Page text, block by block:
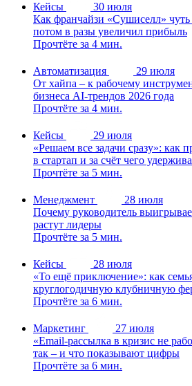
Кейсы
30 июля
Как франчайзи «Сушиселл» чуть
потом в разы увеличил прибыль
Прочтёте за 4 мин.
Автоматизация
29 июля
От хайпа – к рабочему
бизнеса AI-трендов 2026 года
Прочтёте за 4 мин.
Кейсы
29 июля
«Решаем все задачи сразу»: как
в стартап и за счёт чего
Прочтёте за 5 мин.
Менеджмент
28 июля
Почему руководитель
растут лидеры
Прочтёте за 5 мин.
Кейсы
28 июля
«То ещё приключение»: как
круглогодичную клубничную
Прочтёте за 6 мин.
Маркетинг
27 июля
«Email-рассылка в кризис не
так – и что показывают цифры
Прочтёте за 6 мин.